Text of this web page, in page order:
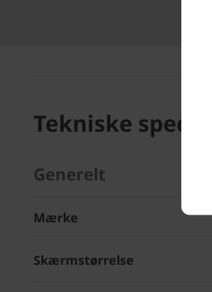
Tekniske
Generelt
Mærke
Skærmstørrelse